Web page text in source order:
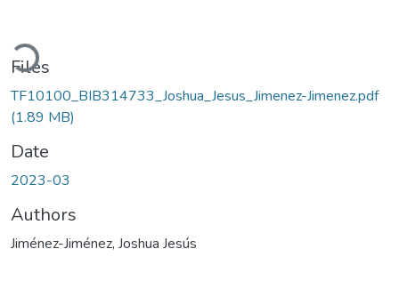
Loading...
Files
TF10100_BIB314733_Joshua_Jesus_Jimenez-Jimenez.pdf
(1.89 MB)
Date
2023-03
Authors
Jiménez-Jiménez, Joshua Jesús